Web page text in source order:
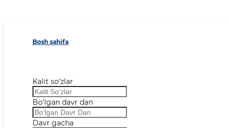
Bosh sahifa
Kalit so‘zlar
Bo‘lgan davr dan
Davr gacha